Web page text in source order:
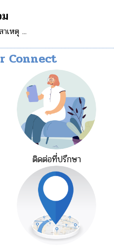
เหตุ ...
Connect
ติดต่อที่ปรึกษา